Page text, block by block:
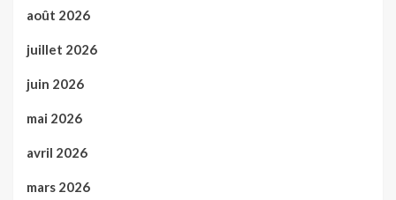
août 2026
juillet 2026
juin 2026
mai 2026
avril 2026
mars 2026